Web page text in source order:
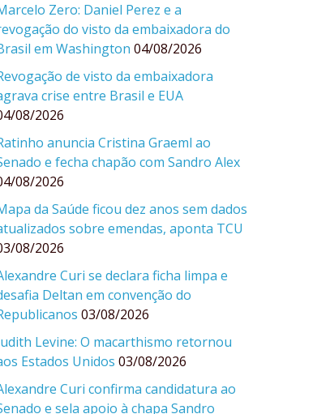
Zero: Daniel Perez e a
do visto da embaixadora do
em Washington 04/08/2026
de visto da embaixadora
crise entre Brasil e EUA
08/2026
anuncia Cristina Graeml ao
e fecha chapão com Sandro Alex
08/2026
da Saúde ficou dez anos sem dados
sobre emendas, aponta TCU
08/2026
Curi se declara ficha limpa e
Deltan em convenção do
03/08/2026
Levine: O macarthismo retornou
Estados Unidos 03/08/2026
Curi confirma candidatura ao
e sela apoio à chapa Sandro